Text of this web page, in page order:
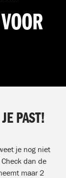
PAST!
je nog niet
dan de
maar 2